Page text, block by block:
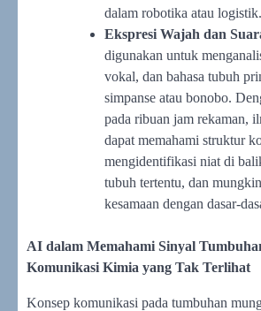
dalam robotika atau logistik.
Ekspresi Wajah dan
digunakan untuk
vokal, dan bahasa tubuh
simpanse atau bonobo.
pada ribuan jam rekaman,
dapat memahami struktur
mengidentifikasi niat di
tubuh tertentu, dan
kesamaan dengan dasar-
AI dalam Memahami Sinyal
Komunikasi Kimia yang Tak Terlihat
Konsep komunikasi pada tumbuhan